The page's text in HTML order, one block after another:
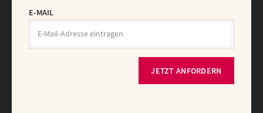
E-MAIL
JETZT ANFORDERN